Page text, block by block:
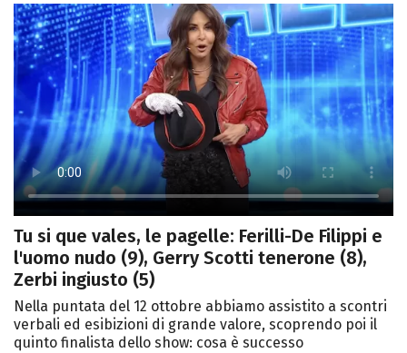
Tu si que vales, le pagelle: Ferilli-De Filippi e
l'uomo nudo (9), Gerry Scotti tenerone (8),
Zerbi ingiusto (5)
Nella puntata del 12 ottobre abbiamo assistito a scontri
verbali ed esibizioni di grande valore, scoprendo poi il
quinto finalista dello show: cosa è successo